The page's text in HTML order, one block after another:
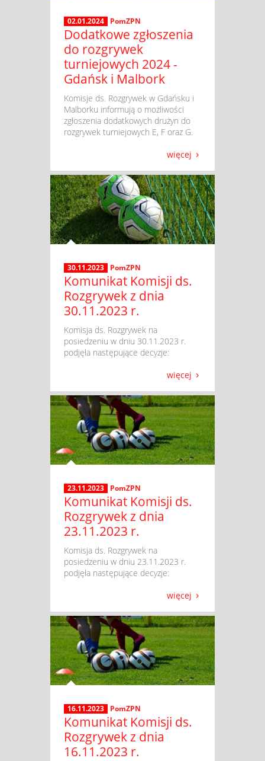
02.01.2024 PomZPN
Dodatkowe zgłoszenia
do rozgrywek
turniejowych 2024 -
Gdańsk i Malbork
​ Komisje ds. Rozgrywek w Gdańsku i
Malborku informują o możliwości
zgłoszenia dodatkowych drużyn do
rozgrywek turniejowych E, F oraz G.
więcej
30.11.2023 PomZPN
Komunikat Komisji ds.
Rozgrywek z dnia
30.11.2023 r.
​ Komisja ds. Rozgrywek na
posiedzeniu w dniu 30.11.2023 r.
podjęła następujące decyzje:
więcej
23.11.2023 PomZPN
Komunikat Komisji ds.
Rozgrywek z dnia
23.11.2023 r.
​ Komisja ds. Rozgrywek na
posiedzeniu w dniu 23.11.2023 r.
podjęła następujące decyzje:
więcej
16.11.2023 PomZPN
Komunikat Komisji ds.
Rozgrywek z dnia
16.11.2023 r.